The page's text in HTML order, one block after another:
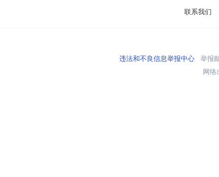
联系我们
违法和不良信息举报中心举报
网